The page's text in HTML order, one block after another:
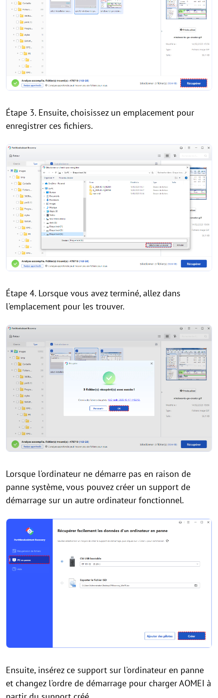
Étape 3. Ensuite, choisissez un emplacement pour
enregistrer ces fichiers.
Étape 4. Lorsque vous avez terminé, allez dans
l'emplacement pour les trouver.
Lorsque l'ordinateur ne démarre pas en raison de
panne système, vous pouvez créer un support de
démarrage sur un autre ordinateur fonctionnel.
Ensuite, insérez ce support sur l'ordinateur en panne
et changez l'ordre de démarrage pour charger AOMEI à